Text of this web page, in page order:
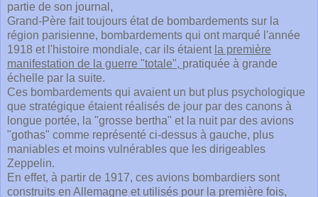
partie de son journal,
Grand-Père fait toujours état de bombardements sur la
région parisienne, bombardements qui ont marqué l'année
1918 et l'histoire mondiale, car ils étaient la première
manifestation de la guerre "totale", pratiquée à grande
échelle par la suite.
Ces bombardements qui avaient un but plus psychologique
que stratégique étaient réalisés de jour par des canons à
longue portée, la "grosse bertha" et la nuit par des avions
"gothas" comme représenté ci-dessus à gauche, plus
maniables et moins vulnérables que les dirigeables
Zeppelin.
En effet, à partir de 1917, ces avions bombardiers sont
construits en Allemagne et utilisés pour la première fois,